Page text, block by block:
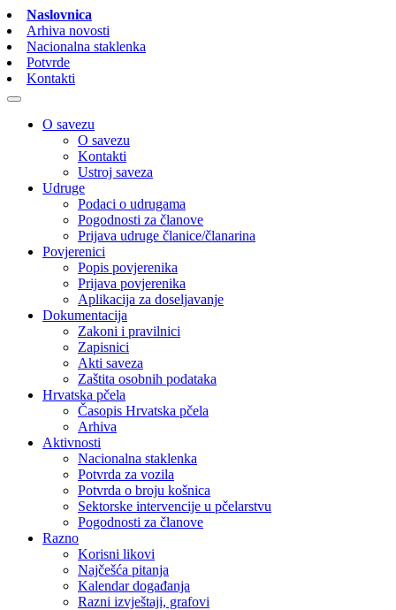
Naslovnica
Arhiva novosti
Nacionalna staklenka
Potvrde
Kontakti
O savezu
O savezu
Kontakti
Ustroj saveza
Udruge
Podaci o udrugama
Pogodnosti za članove
Prijava udruge članice/članarina
Povjerenici
Popis povjerenika
Prijava povjerenika
Aplikacija za doseljavanje
Dokumentacija
Zakoni i pravilnici
Zapisnici
Akti saveza
Zaštita osobnih podataka
Hrvatska pčela
Časopis Hrvatska pčela
Arhiva
Aktivnosti
Nacionalna staklenka
Potvrda za vozila
Potvrda o broju košnica
Sektorske intervencije u pčelarstvu
Pogodnosti za članove
Razno
Korisni likovi
Najčešća pitanja
Kalendar događanja
Razni izvještaji, grafovi